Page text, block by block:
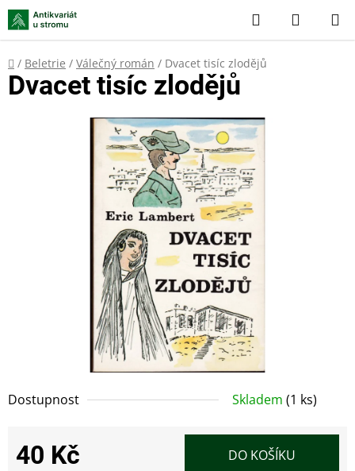
Přejít
na
obsah
Hledat
KOŠÍK
Domů
/ Beletrie / Válečný román / Dvacet tisíc zlodějů
Dostupnost Skladem (1 ks)
40 Kč DO KOŠÍKU
Dvacet tisíc zlodějů